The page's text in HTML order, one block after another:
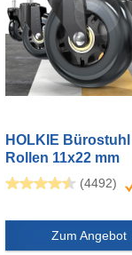
HOLKIE Bürostuhl
Rollen 11x22 mm
Schwarz...
(4492)
Zum Angebot